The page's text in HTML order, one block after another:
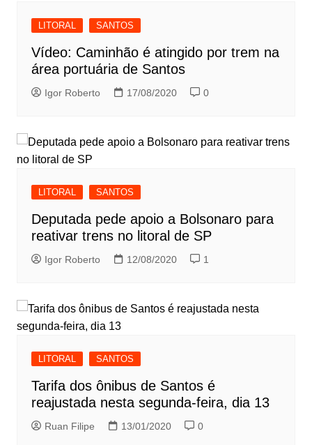
LITORAL SANTOS
Vídeo: Caminhão é atingido por trem na
área portuária de Santos
Igor Roberto 17/08/2020 0
LITORAL SANTOS
Deputada pede apoio a Bolsonaro para
reativar trens no litoral de SP
Igor Roberto 12/08/2020 1
LITORAL SANTOS
Tarifa dos ônibus de Santos é
reajustada nesta segunda-feira, dia 13
Ruan Filipe 13/01/2020 0